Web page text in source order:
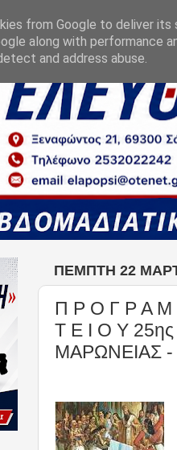
ΠΈΜΠΤΗ 22
Π Ρ Ο Γ Ρ Α
Τ Ε Ι Ο Υ
ΜΑΡΩΝΕΙΑΣ
from Google to deliver its
along with performance
and address abuse.